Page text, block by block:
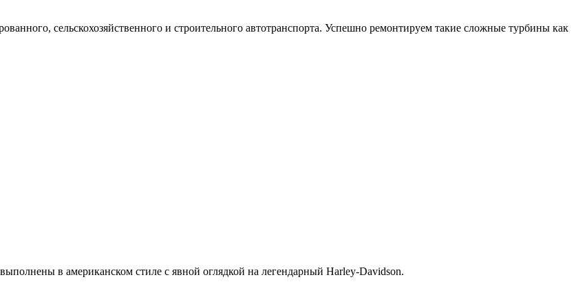
сельскохозяйственного и строительного автотранспорта. Успешно ремонтируем такие сложные турбины как
в американском стиле с явной оглядкой на легендарный Harley-Davidson.